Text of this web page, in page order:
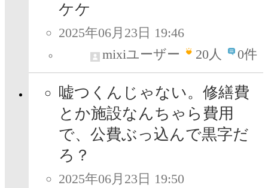
ケケ
2025年06月23日 19:46
mixiユーザー
20人 0件
嘘つくんじゃない。修繕費
とか施設なんちゃら費用
で、公費ぶっ込んで黒字だ
ろ？
2025年06月23日 19:50